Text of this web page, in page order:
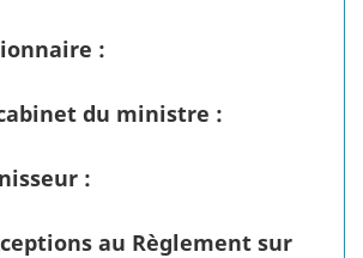
:
du ministre :
:
au Règlement sur